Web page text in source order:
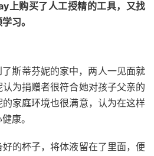
上购买了人工授精的工具，又找
习。
斯蒂芬妮的家中，两人一见面就
为捐赠者很符合她对孩子父亲的
家庭环境也很满意，认为在这样
康。
的杯子，将体液留在了里面，便